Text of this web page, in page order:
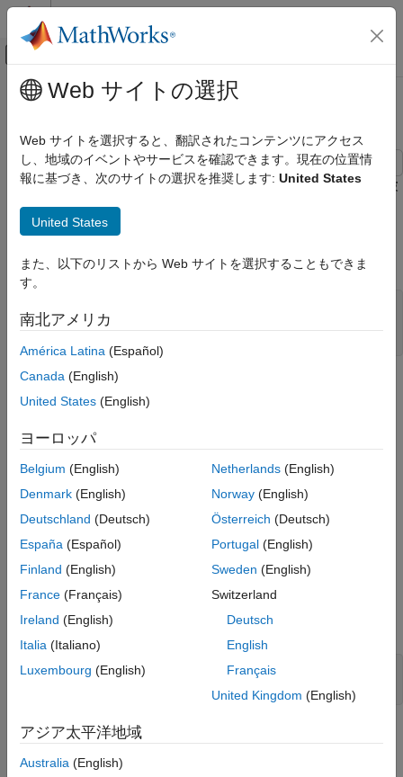
コンテンツへスキップ
オフキャンバス ナビゲーション メ
ドキュメンテーションのホーム
数学
フーリエ解析とフィルター処理
正弦波から矩形波へ
メインコンテンツ
正弦波から矩形波へ
この例では、矩形波に対するフーリエ級数展開が奇数個の高調波
の和から構成されることを説明します。
の点の正弦を求めます。この基本周波数をプロットします。
y = sin(t);
次に、第 3 高調波を基本波に加えてプロットします。
y = sin(t) + sin(3*t)/3;
Web サイトの選択
Web サイトを選択すると、翻訳されたコンテンツにアクセス
し、地域のイベントやサービスを確認できます。現在の位置情
報に基づき、次のサイトの選択を推奨します: United States
United States
また、以下のリストから Web サイトを選択することもできま
す。
南北アメリカ
América Latina (Español)
Canada (English)
United States (English)
ヨーロッパ
Belgium (English)
Denmark (English)
Deutschland (Deutsch)
España (Español)
Finland (English)
France (Français)
Ireland (English)
Italia (Italiano)
Luxembourg (English)
Netherlands(English)
Norway(English)
Österreich (Deutsch)
Portugal(English)
Sweden (English)
Switzerland
Deutsch
English
Français
United Kingdom (English)
アジア太平洋地域
Australia (English)